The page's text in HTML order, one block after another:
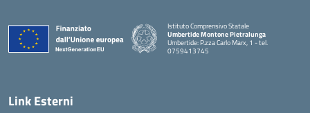
Istituto Comprensivo Statale
Umbertide Montone Pietralunga
Umbertide: P.zza Carlo Marx, 1 - tel.
0759413745
Link Esterni